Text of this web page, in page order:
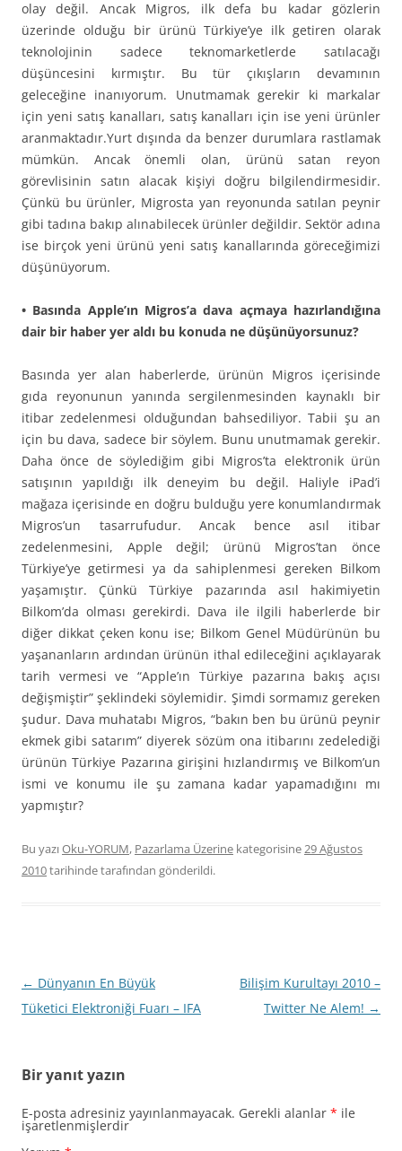
olay değil. Ancak Migros, ilk defa bu kadar gözlerin
üzerinde olduğu bir ürünü Türkiye’ye ilk getiren olarak
teknolojinin sadece teknomarketlerde satılacağı
düşüncesini kırmıştır. Bu tür çıkışların devamının
geleceğine inanıyorum. Unutmamak gerekir ki markalar
için yeni satış kanalları, satış kanalları için ise yeni ürünler
aranmaktadır.Yurt dışında da benzer durumlara rastlamak
mümkün. Ancak önemli olan, ürünü satan reyon
görevlisinin satın alacak kişiyi doğru bilgilendirmesidir.
Çünkü bu ürünler, Migrosta yan reyonunda satılan peynir
gibi tadına bakıp alınabilecek ürünler değildir. Sektör adına
ise birçok yeni ürünü yeni satış kanallarında göreceğimizi
düşünüyorum.
• Basında Apple’ın Migros’a dava açmaya hazırlandığına
dair bir haber yer aldı bu konuda ne düşünüyorsunuz?
Basında yer alan haberlerde, ürünün Migros içerisinde
gıda reyonunun yanında sergilenmesinden kaynaklı bir
itibar zedelenmesi olduğundan bahsediliyor. Tabii şu an
için bu dava, sadece bir söylem. Bunu unutmamak gerekir.
Daha önce de söylediğim gibi Migros’ta elektronik ürün
satışının yapıldığı ilk deneyim bu değil. Haliyle iPad’i
mağaza içerisinde en doğru bulduğu yere konumlandırmak
Migros’un tasarrufudur. Ancak bence asıl itibar
zedelenmesini, Apple değil; ürünü Migros’tan önce
Türkiye’ye getirmesi ya da sahiplenmesi gereken Bilkom
yaşamıştır. Çünkü Türkiye pazarında asıl hakimiyetin
Bilkom’da olması gerekirdi. Dava ile ilgili haberlerde bir
diğer dikkat çeken konu ise; Bilkom Genel Müdürünün bu
yaşananların ardından ürünün ithal edileceğini açıklayarak
tarih vermesi ve “Apple’ın Türkiye pazarına bakış açısı
değişmiştir” şeklindeki söylemidir. Şimdi sormamız gereken
şudur. Dava muhatabı Migros, “bakın ben bu ürünü peynir
ekmek gibi satarım” diyerek sözüm ona itibarını zedelediği
ürünün Türkiye Pazarına girişini hızlandırmış ve Bilkom’un
ismi ve konumu ile şu zamana kadar yapamadığını mı
yapmıştır?
Bu yazıOku-YORUM, Pazarlama Üzerine kategorisine29 Ağustos
2010tarihindetarafından gönderildi.
Yazı
dolaşımı
← Dünyanın En Büyük
Tüketici Elektroniği Fuarı – IFA
Bilişim Kurultayı 2010 –
Twitter Ne Alem! →
Bir yanıt yazın
E-posta adresiniz yayınlanmayacak. Gerekli alanlar * ile
işaretlenmişlerdir